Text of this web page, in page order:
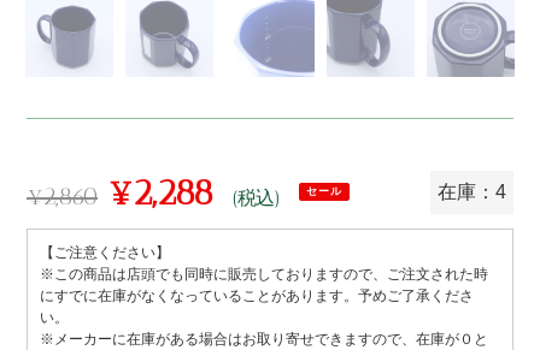
常
価
格
¥2,860
売
価
¥2,288 (税込) セール 在庫：4
【ご注意ください】
※この商品は店頭でも同時に販売しておりますので、ご注文された時
にすでに在庫がなくなっていることがあります。予めご了承くださ
い。
※メーカーに在庫がある場合はお取り寄せできますので、在庫が０と